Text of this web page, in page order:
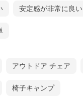
安定感が非常に良い
アウトドア チェア
椅子キャンプ